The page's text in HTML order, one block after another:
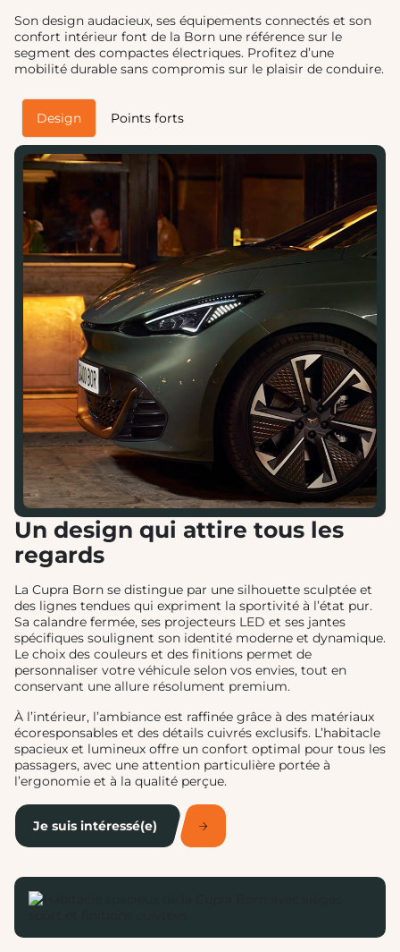
Son design audacieux, ses équipements connectés et son
confort intérieur font de la Born une référence sur le
segment des compactes électriques. Profitez d’une
mobilité durable sans compromis sur le plaisir de conduire.
Design Points forts
Un design qui attire tous les
regards
La Cupra Born se distingue par une silhouette sculptée et
des lignes tendues qui expriment la sportivité à l’état pur.
Sa calandre fermée, ses projecteurs LED et ses jantes
spécifiques soulignent son identité moderne et dynamique.
Le choix des couleurs et des finitions permet de
personnaliser votre véhicule selon vos envies, tout en
conservant une allure résolument premium.
À l’intérieur, l’ambiance est raffinée grâce à des matériaux
écoresponsables et des détails cuivrés exclusifs. L’habitacle
spacieux et lumineux offre un confort optimal pour tous les
passagers, avec une attention particulière portée à
l’ergonomie et à la qualité perçue.
Je suis intéressé(e)